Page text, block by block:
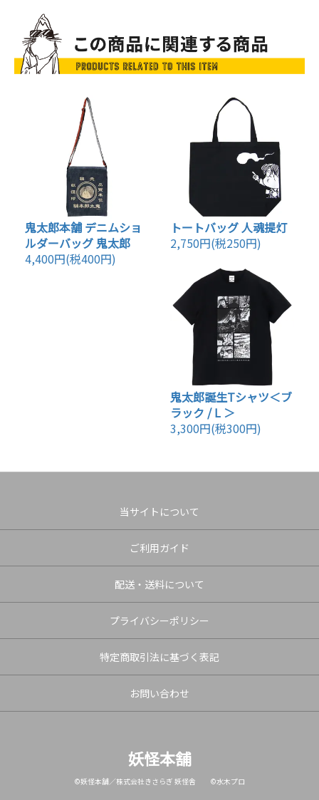
鬼太郎本舗 デニムショ
ルダーバッグ 鬼太郎
4,400円(税400円)
トートバッグ 人魂提灯
2,750円(税250円)
鬼太郎誕生Tシャツ＜ブ
ラック / L ＞
3,300円(税300円)
当サイトについて
ご利用ガイド
配送・送料について
プライバシーポリシー
特定商取引法に基づく表記
お問い合わせ
妖怪本舗
©妖怪本舗／株式会社きさらぎ 妖怪舎 ©水木プロ